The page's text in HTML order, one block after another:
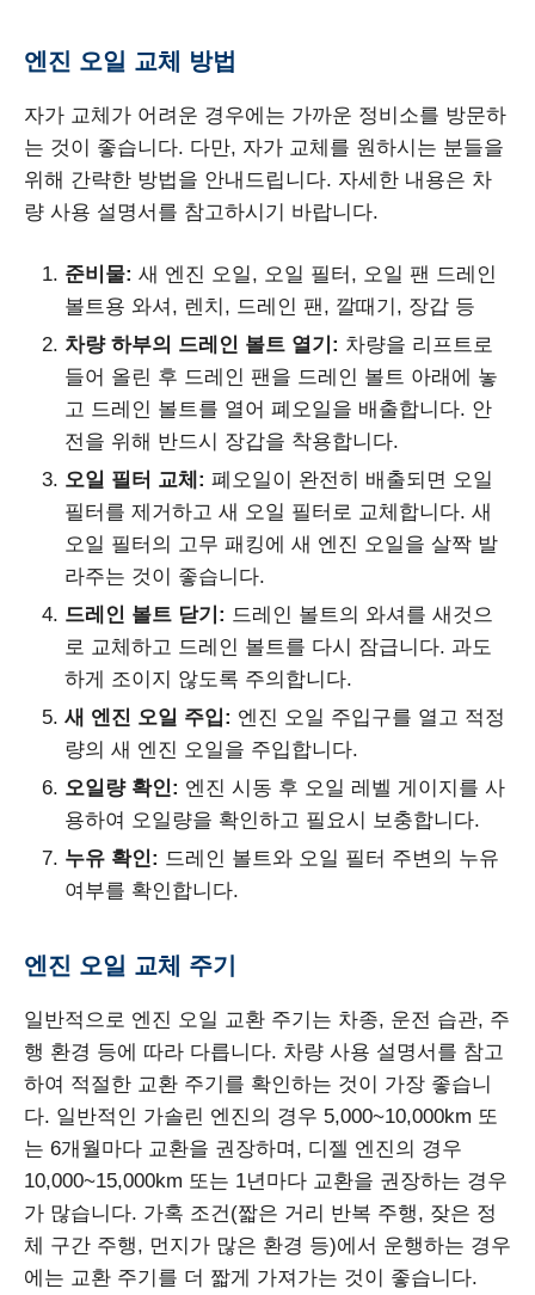
엔진 오일 교체 방법
자가 교체가 어려운 경우에는 가까운 정비소를 방문하
는 것이 좋습니다. 다만, 자가 교체를 원하시는 분들을
위해 간략한 방법을 안내드립니다. 자세한 내용은 차
량 사용 설명서를 참고하시기 바랍니다.
준비물: 새 엔진 오일, 오일 필터, 오일 팬 드레인
볼트용 와셔, 렌치, 드레인 팬, 깔때기, 장갑 등
차량 하부의 드레인 볼트 열기: 차량을 리프트로
들어 올린 후 드레인 팬을 드레인 볼트 아래에 놓
고 드레인 볼트를 열어 폐오일을 배출합니다. 안
전을 위해 반드시 장갑을 착용합니다.
오일 필터 교체: 폐오일이 완전히 배출되면 오일
필터를 제거하고 새 오일 필터로 교체합니다. 새
오일 필터의 고무 패킹에 새 엔진 오일을 살짝 발
라주는 것이 좋습니다.
드레인 볼트 닫기: 드레인 볼트의 와셔를 새것으
로 교체하고 드레인 볼트를 다시 잠급니다. 과도
하게 조이지 않도록 주의합니다.
새 엔진 오일 주입: 엔진 오일 주입구를 열고 적정
량의 새 엔진 오일을 주입합니다.
오일량 확인: 엔진 시동 후 오일 레벨 게이지를 사
용하여 오일량을 확인하고 필요시 보충합니다.
누유 확인: 드레인 볼트와 오일 필터 주변의 누유
여부를 확인합니다.
엔진 오일 교체 주기
일반적으로 엔진 오일 교환 주기는 차종, 운전 습관, 주
행 환경 등에 따라 다릅니다. 차량 사용 설명서를 참고
하여 적절한 교환 주기를 확인하는 것이 가장 좋습니
다. 일반적인 가솔린 엔진의 경우 5,000~10,000km 또
는 6개월마다 교환을 권장하며, 디젤 엔진의 경우
10,000~15,000km 또는 1년마다 교환을 권장하는 경우
가 많습니다. 가혹 조건(짧은 거리 반복 주행, 잦은 정
체 구간 주행, 먼지가 많은 환경 등)에서 운행하는 경우
에는 교환 주기를 더 짧게 가져가는 것이 좋습니다.